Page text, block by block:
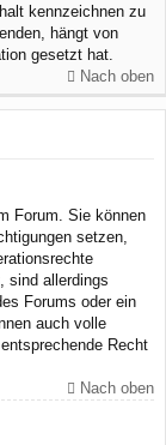
kennzeichnen zu
hängt von
gesetzt hat.
Nach oben
Forum. Sie können
setzen,
sind allerdings
Forums oder ein
auch volle
Recht
Nach oben